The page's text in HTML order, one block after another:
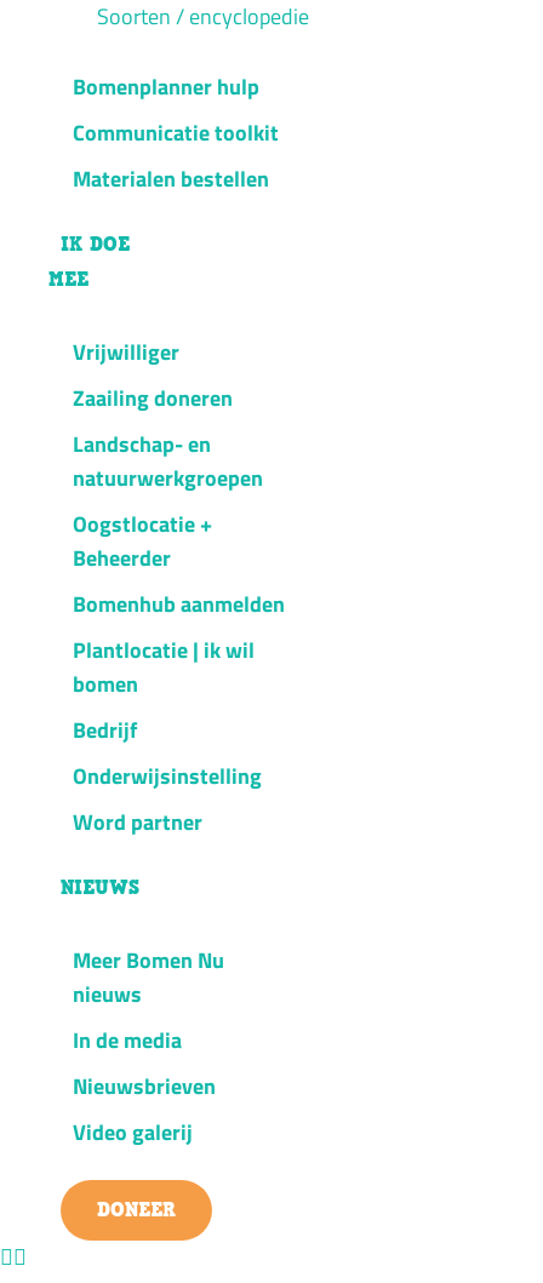
Soorten / encyclopedie
Bomenplanner hulp
Communicatie toolkit
Materialen bestellen
IK DOE
MEE
Vrijwilliger
Zaailing doneren
Landschap- en
natuurwerkgroepen
Oogstlocatie +
Beheerder
Bomenhub aanmelden
Plantlocatie | ik wil
bomen
Bedrijf
Onderwijsinstelling
Word partner
NIEUWS
Meer Bomen Nu
nieuws
In de media
Nieuwsbrieven
Video galerij
DONEER